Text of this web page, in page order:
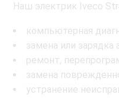
Наш электрик Iveco
компьютерная
замена или зарядка
ремонт,
замена
устранение